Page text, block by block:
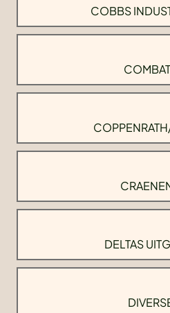
COBBS
DELTAS